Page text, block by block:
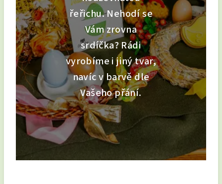
řeřichu. Nehodí se
Vám zrovna
srdíčka? Rádi
vyrobíme i jiný tvar,
navíc v barvě dle
Vašeho přání.